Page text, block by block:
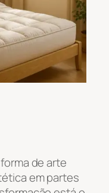
de arte
em partes